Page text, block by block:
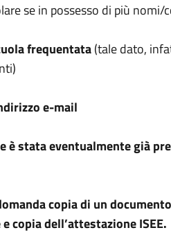
se in possesso di più nomi/
frequentata(tale dato,
e-mail
è stata eventualmente già
copia di un
copia dell’attestazione ISEE.